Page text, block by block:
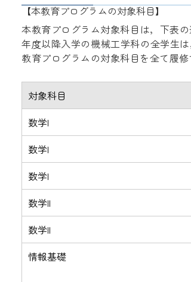
【本教育プログラムの対象科目】
本教育プログラム対象科目は，下表
年度以降入学の機械工学科の全学生
教育プログラムの対象科目を全て履修
対象科目
数学I
数学I
数学I
数学II
数学II
情報基礎